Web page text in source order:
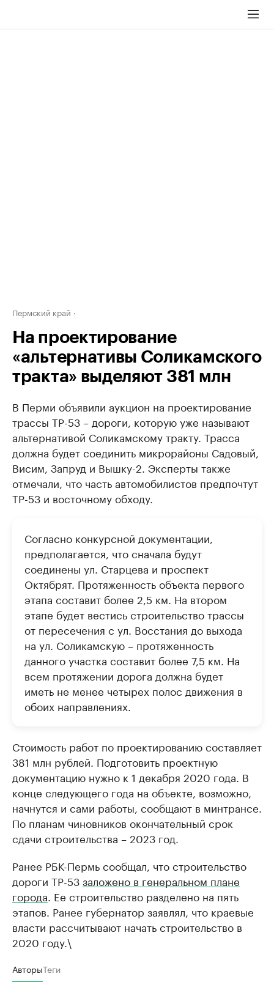
Пермский край
На проектирование
«альтернативы Соликамского
тракта» выделяют 381 млн
В Перми объявили аукцион на проектирование
трассы ТР-53 – дороги, которую уже называют
альтернативой Соликамскому тракту. Трасса
должна будет соединить микрорайоны Садовый,
Висим, Запруд и Вышку-2. Эксперты также
отмечали, что часть автомобилистов предпочтут
ТР-53 и восточному обходу.
Согласно конкурсной документации,
предполагается, что сначала будут
соединены ул. Старцева и проспект
Октябрят. Протяженность объекта первого
этапа составит более 2,5 км. На втором
этапе будет вестись строительство трассы
от пересечения с ул. Восстания до выхода
на ул. Соликамскую – протяженность
данного участка составит более 7,5 км. На
всем протяжении дорога должна будет
иметь не менее четырех полос движения в
обоих направлениях.
Стоимость работ по проектированию составляет
381 млн рублей. Подготовить проектную
документацию нужно к 1 декабря 2020 года. В
конце следующего года на объекте, возможно,
начнутся и сами работы, сообщают в минтрансе.
По планам чиновников окончательный срок
сдачи строительства – 2023 год.
Ранее РБК-Пермь сообщал, что строительство
дороги ТР-53заложено в генеральном плане
города . Ее строительство разделено на пять
этапов. Ранее губернатор заявлял, что краевые
власти рассчитывают начать строительство в
2020 году.\
АвторыТеги